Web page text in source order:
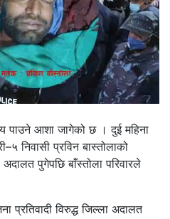
पाउने आशा जागेको छ । दुई महिना
निवासी प्रविन बास्तोलाको
पुगेपछि बाँस्तोला परिवारले
प्रतिवादी विरुद्ध जिल्ला अदालत